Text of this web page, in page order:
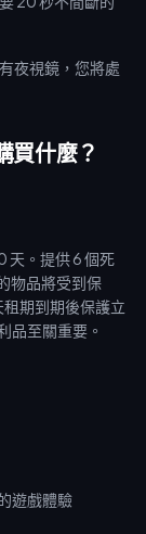
夜視鏡，您將處
買什麼？
天。提供 6 個死
物品將受到保
期到期後保護立
品至關重要。
遊戲體驗